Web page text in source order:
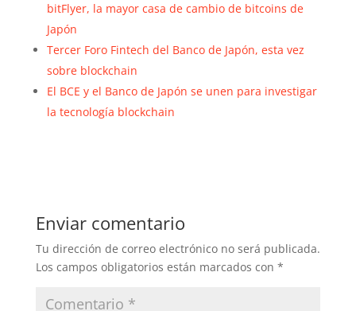
bitFlyer, la mayor casa de cambio de bitcoins de
Japón
Tercer Foro Fintech del Banco de Japón, esta vez
sobre blockchain
El BCE y el Banco de Japón se unen para investigar
la tecnología blockchain
Enviar comentario
Tu dirección de correo electrónico no será publicada.
Los campos obligatorios están marcados con *